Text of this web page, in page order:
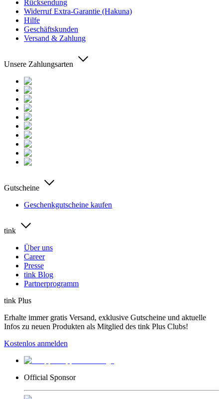
Rücksendung
Widerruf Extra-Garantie (Hakuna)
Hilfe
Geschäftskunden
Versand & Zahlung
Unsere Zahlungsarten
Gutscheine
Geschenkgutscheine kaufen
tink
Über uns
Career
Presse
tink Blog
Partnerprogramm
tink Plus
Erhalte immer gratis Versand, exklusive Gutscheine und aktuelle
Infos zu neuen Produkten als Mitglied des tink Plus Clubs!
Kostenlos anmelden
Official Sponsor